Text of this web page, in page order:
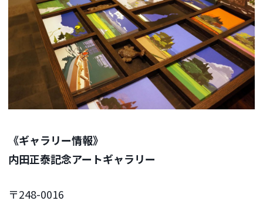
《ギャラリー情報》
内田正泰記念アートギャラリー
〒248-0016